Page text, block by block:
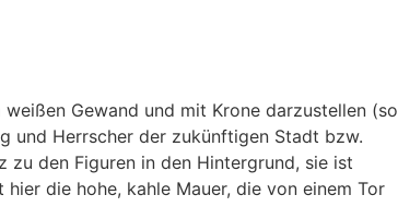
Gewand und mit Krone darzustellen (so
und Herrscher der zukünftigen Stadt bzw.
den Figuren in den Hintergrund, sie ist
die hohe, kahle Mauer, die von einem Tor